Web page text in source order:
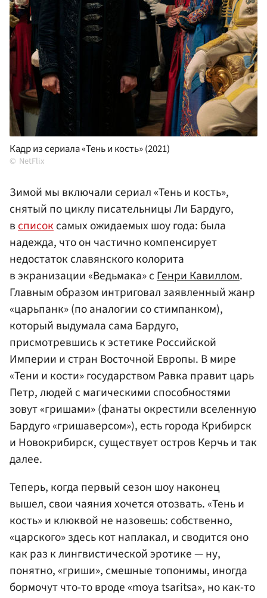
Кадр из сериала «Тень и кость» (2021)
NetFlix
Зимой мы включали сериал «Тень и кость»,
снятый по циклу писательницы Ли Бардуго,
всписоксамых ожидаемых шоу года: была
надежда, что он частично компенсирует
недостаток славянского колорита
в экранизации «Ведьмака» сГенри Кавиллом.
Главным образом интриговал заявленный жанр
«царьпанк» (по аналогии со стимпанком),
который выдумала сама Бардуго,
присмотревшись к эстетике Российской
Империи и стран Восточной Европы. В мире
«Тени и кости» государством Равка правит царь
Петр, людей с магическими способностями
зовут «гришами» (фанаты окрестили вселенную
Бардуго «гришаверсом»), есть города Крибирск
и Новокрибирск, существует остров Керчь и так
далее.
Теперь, когда первый сезон шоу наконец
вышел, свои чаяния хочется отозвать. «Тень и
кость» и клюквой не назовешь: собственно,
«царского» здесь кот наплакал, и сводится оно
как раз к лингвистической эротике — ну,
понятно, «гриши», смешные топонимы, иногда
бормочут что-то вроде «moya tsaritsa», но как-то